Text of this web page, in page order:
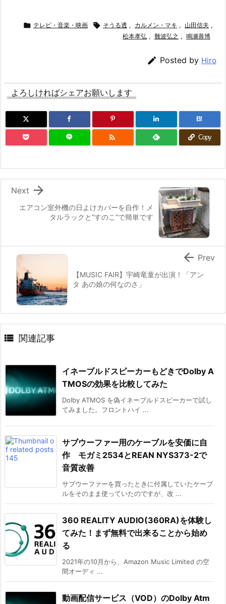
 テレビ・音楽・映画  そうる透 , カルメン・マキ , 山田信夫 ,
松本孝弘 , 難波弘之 , 鳴瀬善博
 Posted by Hiro
よろしければシェアお願いします
B!
 Copy
エアコン室外機の日よけカバーを自作！メ
タルラックと”すのこ”で簡単です

Next
【MUSIC FAIR】宇崎竜童が出演！「アン
タ あの娘の何なのさ」
 Prev
 関連記事
イネーブルドスピーカーもどきでDolby A
TMOSの効果を比較してみた
Dolby ATMOS を偽イネーブルドスピーカーで試し
てみました。フロントハイ ...
サブウーファー用のケーブルを安価に自
作 モガミ2534とREAN NYS373-2で
音質改善
サブウーファーを買ったときに付属していたケーブ
ルをそのまま使っていたのですが、改 ...
360 REALITY AUDIO(360RA)を体験し
てみた！まず無料で出来ることから始め
る
2021年の10月から、Amazon Music Limited の空
間オーディ ...
動画配信サービス（VOD）のDolby Atm